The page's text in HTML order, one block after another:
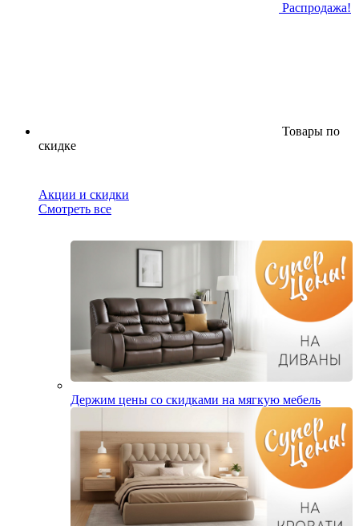
Распродажа!
Товары по
скидке
Акции и скидки
Смотреть все
Держим цены со скидками на мягкую мебель